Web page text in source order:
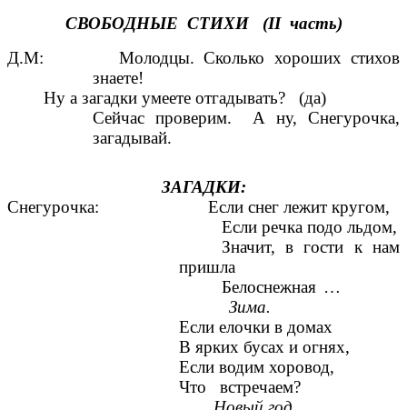
СВОБОДНЫЕ СТИХИ (II часть)
Д.М: Молодцы. Сколько хороших стихов
знаете!
Ну а загадки умеете отгадывать? (да)
Сейчас проверим. А ну, Снегурочка,
загадывай.
ЗАГАДКИ:
Снегурочка: Если снег лежит кругом,
Если речка подо льдом,
Значит, в гости к нам
пришла
Белоснежная …
Зима.
Если елочки в домах
В ярких бусах и огнях,
Если водим хоровод,
Что встречаем?